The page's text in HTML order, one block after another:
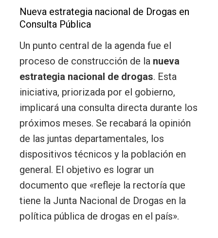
Nueva estrategia nacional de Drogas en
Consulta Pública
Un punto central de la agenda fue el
proceso de construcción de la nueva
estrategia nacional de drogas. Esta
iniciativa, priorizada por el gobierno,
implicará una consulta directa durante los
próximos meses. Se recabará la opinión
de las juntas departamentales, los
dispositivos técnicos y la población en
general. El objetivo es lograr un
documento que «refleje la rectoría que
tiene la Junta Nacional de Drogas en la
política pública de drogas en el país».